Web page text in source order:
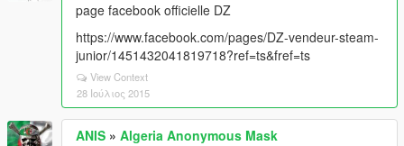
page facebook officielle DZ
https://www.facebook.com/pages/DZ-vendeur-steam-
junior/1451432041819718?ref=ts&fref=ts
View Context
28 Ιούλιος 2015
ANIS » Algeria Anonymous Mask